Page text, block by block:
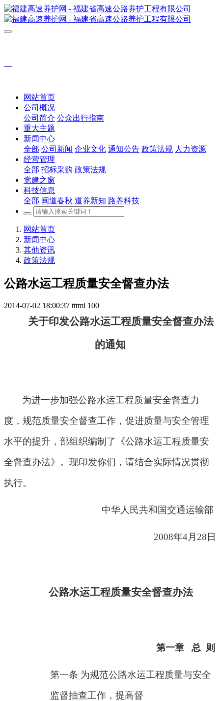
网站首页
公司概况
公司简介 公众出行指南
重大主题
新闻中心
全部 公司新闻 企业文化 通知公告 政策法规 人力资源
经营管理
全部 招标采购 政策法规
党建之窗
科技信息
全部 闽道春秋 道养新知 路养科技
网站首页
新闻中心
其他资讯
政策法规
公路水运工程质量安全督查办法
2014-07-02 18:00:37 tttmi 100
关于印发公路水运工程质量安全督查办法
的通知
为进一步加强公路水运工程质量安全督查力
度，规范质量安全督查工作，促进质量与安全管理
水平的提升，部组织编制了《公路水运工程质量安
全督查办法》。现印发你们，请结合实际情况贯彻
执行。
中华人民共和国交通运输部
2008年4月 28日
公路水运工程质量安全督查办法
第一章 总 则
第一条 为规范公路水运工程质量与安全
监督抽查工作，提高督